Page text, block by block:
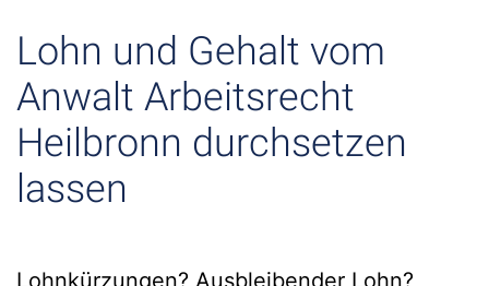
Lohn und Gehalt vom
Anwalt Arbeitsrecht
Heilbronn durchsetzen
lassen
Lohnkürzungen? Ausbleibender Lohn?